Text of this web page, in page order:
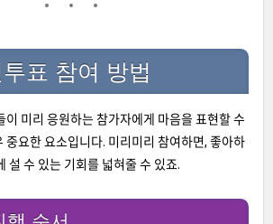
표 참여 방법
이 미리 응원하는 참가자에게 마음을 표현할 수
중요한 요소입니다. 미리미리 참여하면, 좋아하
설 수 있는 기회를 넓혀줄 수 있죠.